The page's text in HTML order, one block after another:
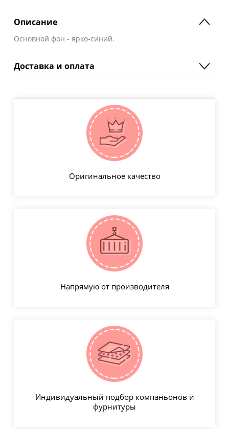
Описание
Основной фон - ярко-синий.
Доставка и оплата
Оригинальное качество
Напрямую от производителя
Индивидуальный подбор компаньонов и
фурнитуры